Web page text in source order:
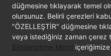
API
Reference
More
düğmesine tıklayarak temel
olursunuz. Belirli çerezleri
"ÖZELLEŞTİR" düğmesine
veya istediğiniz zaman çerez
Bilgilendirme Metni içeriğimize